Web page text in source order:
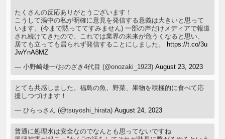
たくさんの反応ありがとうございます！
こうして渦中の私が明確に意見を発信する意義は大きいと思って
います。(今まで黙っててすみません) 一部の声だけメディアで報道
され続けてきたので、これでは業界の未来が危うくなると思い、
居ても立っても居られず発信することにしました。 https://t.co/3u
JwYnA8MZ
— 小野崎雄一/おのざき4代目 (@onozaki_1923)August 23, 2023
とても共感しました。福島の魚、野菜、果物を積極的に食べて応
援しつづけます！
— ひらっさん (@tsuyoshi_hirata)August 24, 2023
普通に処理水は安全なのでなんとも思ってないですね